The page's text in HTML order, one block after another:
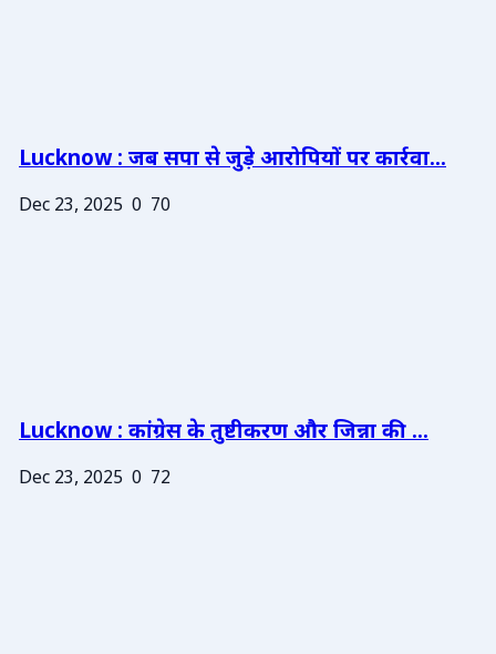
Lucknow : जब सपा से जुड़े आरोपियों पर कार्रवा...
Dec 23, 2025 0 70
Lucknow : कांग्रेस के तुष्टीकरण और जिन्ना की ...
Dec 23, 2025 0 72